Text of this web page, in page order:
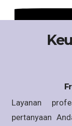
Layanan
pertanyaan